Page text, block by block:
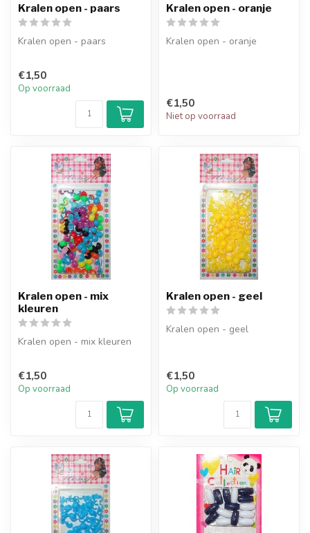
Kralen open - paars
Kralen open - paars
€1,50
Op voorraad
Kralen open - oranje
Kralen open - oranje
€1,50
Niet op voorraad
Kralen open - mix
kleuren
Kralen open - mix kleuren
€1,50
Op voorraad
Kralen open - geel
Kralen open - geel
€1,50
Op voorraad